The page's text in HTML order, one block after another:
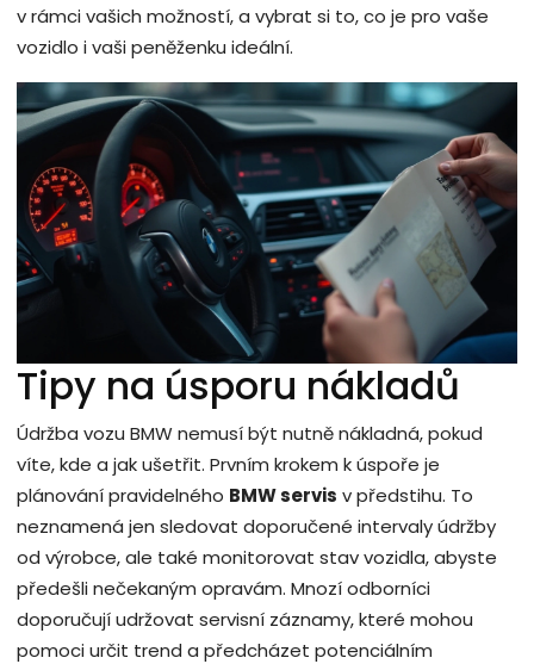
v rámci vašich možností, a vybrat si to, co je pro vaše
vozidlo i vaši peněženku ideální.
Tipy na úsporu nákladů
Údržba vozu BMW nemusí být nutně nákladná, pokud
víte, kde a jak ušetřit. Prvním krokem k úspoře je
plánování pravidelného BMW servis v předstihu. To
neznamená jen sledovat doporučené intervaly údržby
od výrobce, ale také monitorovat stav vozidla, abyste
předešli nečekaným opravám. Mnozí odborníci
doporučují udržovat servisní záznamy, které mohou
pomoci určit trend a předcházet potenciálním